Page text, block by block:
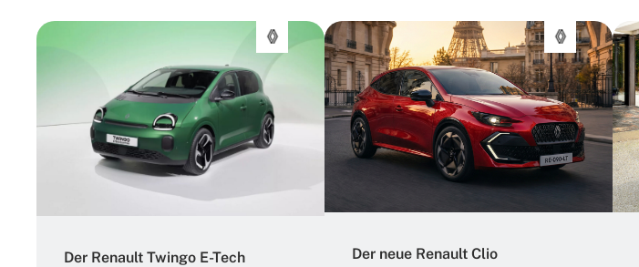
Der Renault Twingo E-Tech
Der neue Renault Clio